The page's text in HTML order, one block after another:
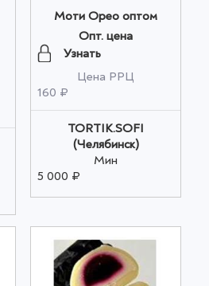
Моти Орео оптом
Опт. цена
Узнать
Цена РРЦ
160 ₽
TORTIK.SOFI
(Челябинск)
Мин
5 000 ₽